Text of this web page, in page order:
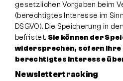
gesetzlichen Vorgaben beim
(berechtigtes Interesse im
DSGVO). Die Speicherung in
befristet. Sie können der
widersprechen, sofern
berechtigtes Interesse
Newslettertracking